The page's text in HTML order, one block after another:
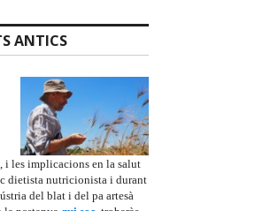
ANTICS
i les implicacions en la salut
dietista nutricionista i durant
del blat i del pa artesà